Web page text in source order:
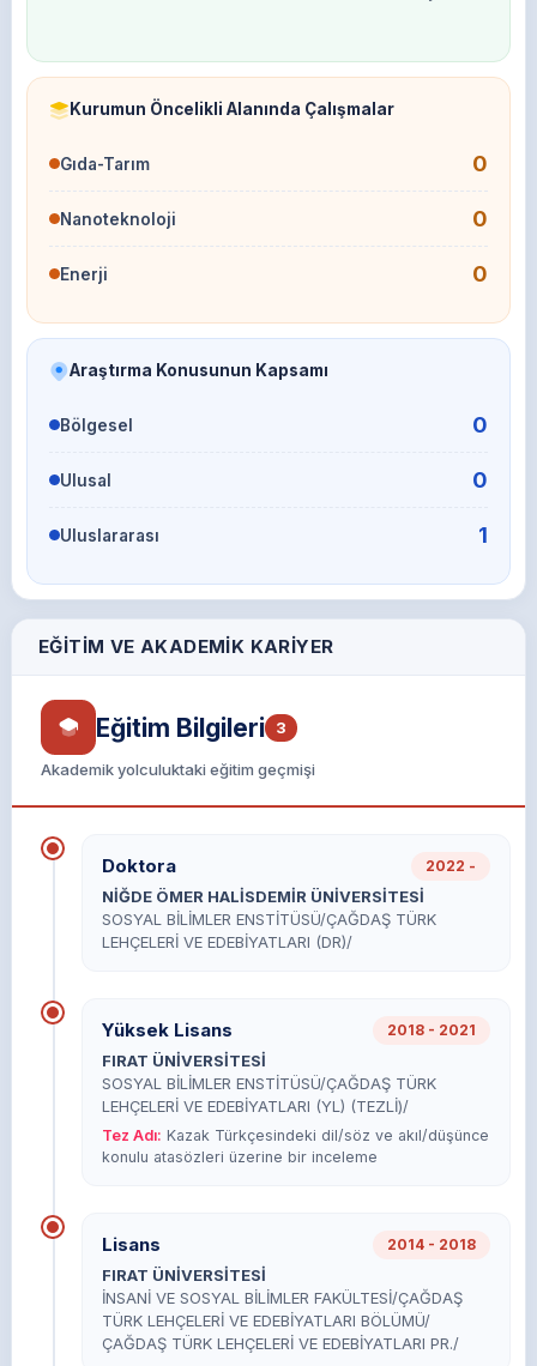
Kurumun Öncelikli Alanında Çalışmalar
Gıda-Tarım 0
Nanoteknoloji 0
Enerji 0
Araştırma Konusunun Kapsamı
Bölgesel 0
Ulusal 0
Uluslararası 1
EĞITIM VE AKADEMIK KARIYER
Eğitim Bilgileri 3
Akademik yolculuktaki eğitim geçmişi
Doktora 2022 -
NİĞDE ÖMER HALİSDEMİR ÜNİVERSİTESİ
SOSYAL BİLİMLER ENSTİTÜSÜ/ÇAĞDAŞ TÜRK
LEHÇELERİ VE EDEBİYATLARI (DR)/
Yüksek Lisans 2018 - 2021
FIRAT ÜNİVERSİTESİ
SOSYAL BİLİMLER ENSTİTÜSÜ/ÇAĞDAŞ TÜRK
LEHÇELERİ VE EDEBİYATLARI (YL) (TEZLİ)/
Tez Adı: Kazak Türkçesindeki dil/söz ve akıl/düşünce
konulu atasözleri üzerine bir inceleme
Lisans 2014 - 2018
FIRAT ÜNİVERSİTESİ
İNSANİ VE SOSYAL BİLİMLER FAKÜLTESİ/ÇAĞDAŞ
TÜRK LEHÇELERİ VE EDEBİYATLARI BÖLÜMÜ/
ÇAĞDAŞ TÜRK LEHÇELERİ VE EDEBİYATLARI PR./